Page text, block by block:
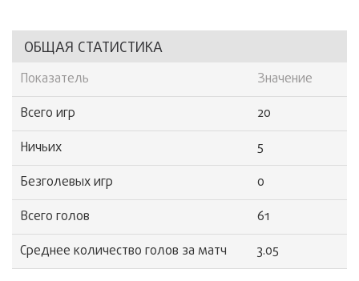
ОБЩАЯ СТАТИСТИКА
Показатель
Значение
Всего игр
20
Ничьих
5
Безголевых игр
0
Всего голов
61
Среднее количество голов за матч
3.05